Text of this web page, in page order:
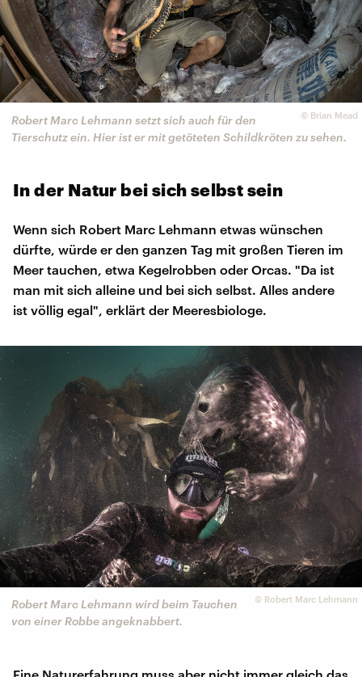
© Brian Mead
Robert Marc Lehmann setzt sich auch für den
Tierschutz ein. Hier ist er mit getöteten Schildkröten zu sehen.
In der Natur bei sich selbst sein
Wenn sich Robert Marc Lehmann etwas wünschen
dürfte, würde er den ganzen Tag mit großen Tieren im
Meer tauchen, etwa Kegelrobben oder Orcas. "Da ist
man mit sich alleine und bei sich selbst. Alles andere
ist völlig egal", erklärt der Meeresbiologe.
© Robert Marc Lehmann
Robert Marc Lehmann wird beim Tauchen
von einer Robbe angeknabbert.